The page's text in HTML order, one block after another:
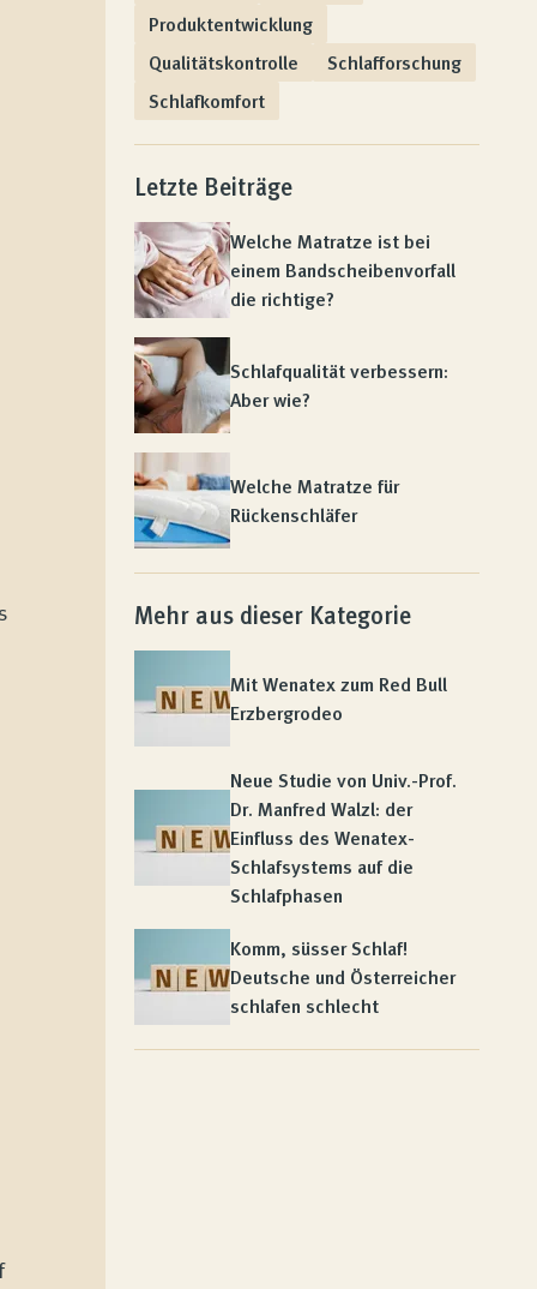
Produktentwicklung
Qualitätskontrolle
Schlafforschung
Schlafkomfort
Letzte Beiträge
Welche Matratze ist bei
einem Bandscheibenvorfall
die richtige?
Schlafqualität verbessern:
Aber wie?
Welche Matratze für
Rückenschläfer
Mehr aus dieser Kategorie
Mit Wenatex zum Red Bull
Erzbergrodeo
Neue Studie von Univ.-Prof.
Dr. Manfred Walzl: der
Einfluss des Wenatex-
Schlafsystems auf die
Schlafphasen
Komm, süsser Schlaf!
Deutsche und Österreicher
schlafen schlecht